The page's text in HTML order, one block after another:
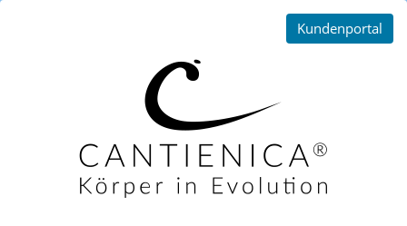
Kundenportal